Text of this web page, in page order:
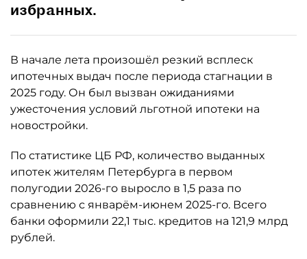
избранных.
В начале лета произошёл резкий всплеск
ипотечных выдач после периода стагнации в
2025 году. Он был вызван ожиданиями
ужесточения условий льготной ипотеки на
новостройки.
По статистике ЦБ РФ, количество выданных
ипотек жителям Петербурга в первом
полугодии 2026-го выросло в 1,5 раза по
сравнению с январём-июнем 2025-го. Всего
банки оформили 22,1 тыс. кредитов на 121,9 млрд
рублей.